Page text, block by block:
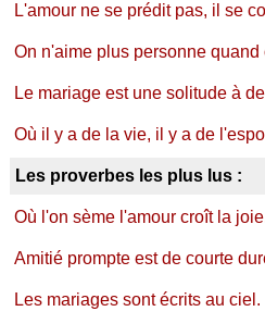
L'amour ne se prédit pas, il se
On n'aime plus personne quand
Le mariage est une solitude à
Où il y a de la vie, il y a de
Les proverbes les plus lus :
Où l'on sème l'amour croît la
Amitié prompte est de courte
Les mariages sont écrits au ciel.